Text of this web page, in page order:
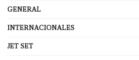
GENERAL
INTERNACIONALES
JET SET